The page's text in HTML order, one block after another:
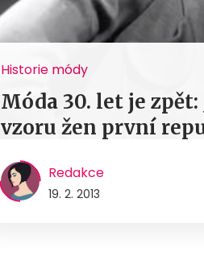
Historie módy
Móda 30. let je
vzoru žen první
Redakce
19. 2. 2013